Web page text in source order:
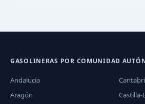
GASOLINERAS POR COMUNIDAD
Andalucía
Aragón
Castilla-